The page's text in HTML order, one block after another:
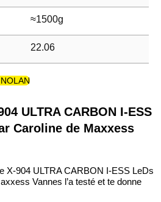
≈1500g
22.06
ULTRA CARBON I-ESS
Caroline de Maxxess
X-904 ULTRA CARBON I-ESS LeDs
Vannes l’a testé et te donne